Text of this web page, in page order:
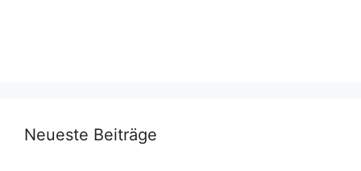
Neueste Beiträge